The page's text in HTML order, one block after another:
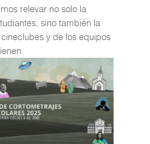
relevar no solo la
sino también la
y de los equipos